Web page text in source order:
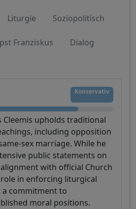
Liturgie Soziopolitisch
Franziskus Dialog
Konservativ
Cleemis upholds traditional
including opposition
sex marriage. While he
public statements on
with official Church
in enforcing liturgical
commitment to
moral positions.